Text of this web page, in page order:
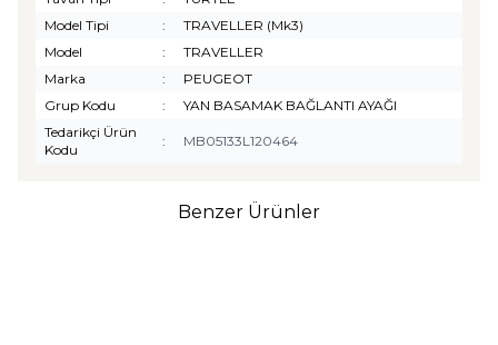
Model Tipi
:
TRAVELLER (Mk3)
Model
:
TRAVELLER
Marka
:
PEUGEOT
Grup Kodu
:
YAN BASAMAK BAĞLANTI AYAĞI
Tedarikçi Ürün
Kodu
: MB05133L120464
Benzer Ürünler